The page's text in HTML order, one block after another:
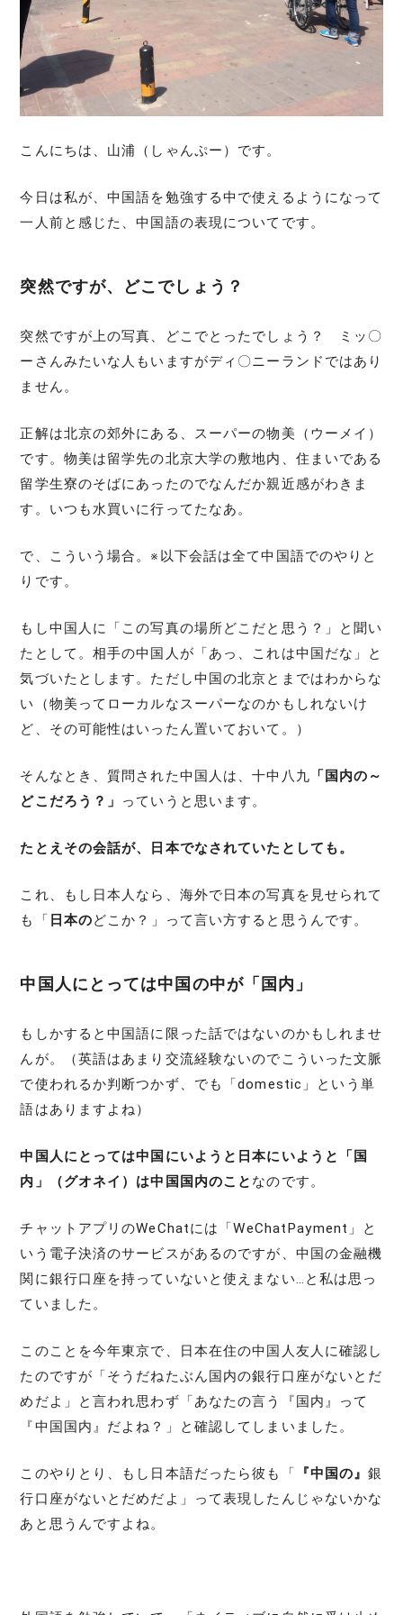
こんにちは、山浦（しゃんぷー）です。
今日は私が、中国語を勉強する中で使えるようになって
一人前と感じた、中国語の表現についてです。
突然ですが、どこでしょう？
突然ですが上の写真、どこでとったでしょう？ ミッ〇
ーさんみたいな人もいますがディ〇ニーランドではあり
ません。
正解は北京の郊外にある、スーパーの物美（ウーメイ）
です。物美は留学先の北京大学の敷地内、住まいである
留学生寮のそばにあったのでなんだか親近感がわきま
す。いつも水買いに行ってたなあ。
で、こういう場合。※以下会話は全て中国語でのやりと
りです。
もし中国人に「この写真の場所どこだと思う？」と聞い
たとして。相手の中国人が「あっ、これは中国だな」と
気づいたとします。ただし中国の北京とまではわからな
い（物美ってローカルなスーパーなのかもしれないけ
ど、その可能性はいったん置いておいて。）
そんなとき、質問された中国人は、十中八九 「国内の～
どこだろう？」 っていうと思います。
たとえその会話が、日本でなされていたとしても。
これ、もし日本人なら、海外で日本の写真を見せられて
も「 日本のどこか？」って言い方すると思うんです。
中国人にとっては中国の中が「国内」
もしかすると中国語に限った話ではないのかもしれませ
んが。（英語はあまり交流経験ないのでこういった文脈
で使われるか判断つかず、でも「domestic」という単
語はありますよね）
中国人にとっては中国にいようと日本にいようと「国
内」（グオネイ）は中国国内のこと なのです。
チャットアプリのWeChatには「WeChatPayment」と
いう電子決済のサービスがあるのですが、中国の金融機
関に銀行口座を持っていないと使えまない…と私は思っ
ていました。
このことを今年東京で、日本在住の中国人友人に確認し
たのですが「そうだねたぶん国内の銀行口座がないとだ
めだよ」と言われ思わず「あなたの言う『国内』って
『中国国内』だよね？」と確認してしまいました。
このやりとり、もし日本語だったら彼も「 『中国の』銀
行口座がないとだめだよ」って表現したんじゃないかな
あと思うんですよね。